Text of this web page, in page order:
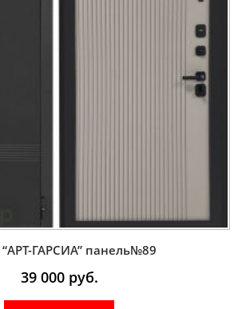
ГАРСИА” панель№89
39 000руб.